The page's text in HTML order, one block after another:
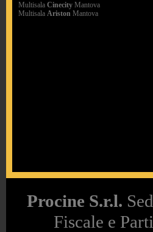
Multisala Cinecity Mantova
Multisala Ariston Mantova
Procine S.r.l.
Fiscale e